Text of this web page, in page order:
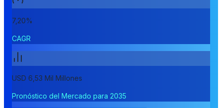
7,20%
CAGR
USD 6,53 Mil Millones
Pronóstico del Mercado para 2035